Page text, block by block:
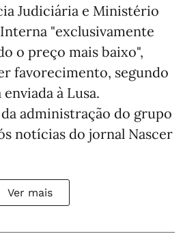
Judiciária e Ministério
"exclusivamente
o preço mais baixo",
favorecimento, segundo
à Lusa.
administração do grupo
notícias do jornal Nascer
Ver mais